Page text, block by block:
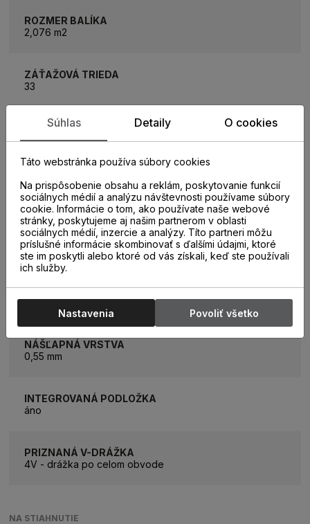
ROZMER BALÍKA
2,076 m2
ZÁŤAŽOVÁ TRIEDA
33
TYP SPOJA
5G
HRÚBKA PODLAHY
6,3 mm
TEPELNÝ ODPOR
0,042 m2K/W
PODLAHOVÉ VYKUROVANIE
áno
NÁŠĽAPNÁ VRSTVA
0,55 mm
INTEGROVANÁ PODLOŽKA
áno
PRIZNANÁ V-DRÁŽKA
4V - drážka po celom obvode
NA STIAHNUTIE
Súhlas Detaily O cookies
Táto webstránka používa súbory cookies
Na prispôsobenie obsahu a reklám, poskytovanie funkcií
sociálnych médií a analýzu návštevnosti používame súbory
cookie. Informácie o tom, ako používate naše webové
stránky, poskytujeme aj našim partnerom v oblasti
sociálnych médií, inzercie a analýzy. Títo partneri môžu
príslušné informácie skombinovať s ďalšími údajmi, ktoré
ste im poskytli alebo ktoré od vás získali, keď ste používali
ich služby.
Nastavenia Povoliť všetko